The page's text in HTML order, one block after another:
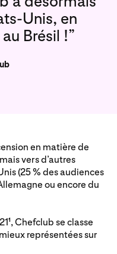
Unis, en
Brésil !”
en matière de
vers d’autres
(25 % des audiences
ou encore du
1, Chefclub se classe
représentées sur